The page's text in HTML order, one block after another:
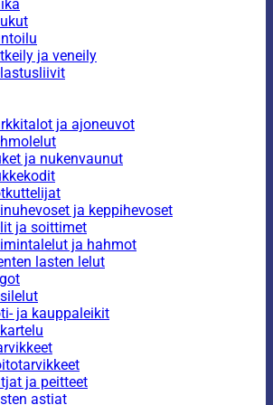
ja veneily
ja ajoneuvot
ja nukenvaunut
ja keppihevoset
ja soittimet
ja hahmot
lasten lelut
ja kauppaleikit
ja peitteet
astiat